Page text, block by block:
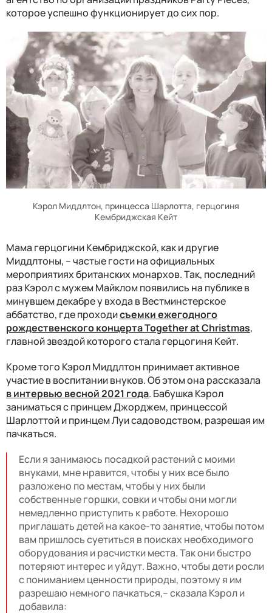
которое успешно функционирует до сих пор.
Кэрол Миддлтон, принцесса Шарлотта, герцогиня
Кембриджская Кейт
Мама герцогини Кембриджской, как и другие
Миддлтоны, – частые гости на официальных
мероприятиях британских монархов. Так, последний
раз Кэрол с мужем Майклом появились на публике в
минувшем декабре у входа в Вестминстерское
аббатство, где проходисъемки ежегодного
рождественского концерта Together at Christmas,
главной звездой которого стала герцогиня Кейт.
Кроме того Кэрол Миддлтон принимает активное
участие в воспитании внуков. Об этом она рассказала
в интервью весной 2021 года. Бабушка Кэрол
заниматься с принцем Джорджем, принцессой
Шарлоттой и принцем Луи садоводством, разрешая им
пачкаться.
Если я занимаюсь посадкой растений с моими
внуками, мне нравится, чтобы у них все было
разложено по местам, чтобы у них были
собственные горшки, совки и чтобы они могли
немедленно приступить к работе. Нехорошо
приглашать детей на какое-то занятие, чтобы потом
вам пришлось суетиться в поисках необходимого
оборудования и расчистки места. Так они быстро
потеряют интерес и уйдут. Важно, чтобы дети росли
с пониманием ценности природы, поэтому я им
разрешаю немного пачкаться,– сказала Кэрол и
добавила: